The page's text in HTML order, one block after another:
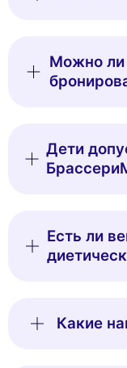
Можно ли
Дети
Есть ли
Какие